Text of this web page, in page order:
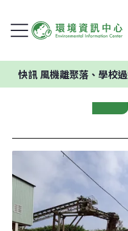
機離聚落、學校過近 彰化